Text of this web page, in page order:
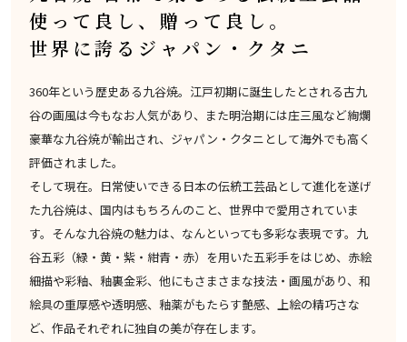
使って良し、贈って良し。
世界に誇るジャパン・クタニ
360年という歴史ある九谷焼。江戸初期に誕生したとされる古九
谷の画風は今もなお人気があり、また明治期には庄三風など絢爛
豪華な九谷焼が輸出され、ジャパン・クタニとして海外でも高く
評価されました。
そして現在。日常使いできる日本の伝統工芸品として進化を遂げ
た九谷焼は、国内はもちろんのこと、世界中で愛用されていま
す。そんな九谷焼の魅力は、なんといっても多彩な表現です。九
谷五彩（緑・黄・紫・紺青・赤）を用いた五彩手をはじめ、赤絵
細描や彩釉、釉裏金彩、他にもさまさまな技法・画風があり、和
絵具の重厚感や透明感、釉薬がもたらす艶感、上絵の精巧さな
ど、作品それぞれに独自の美が存在します。